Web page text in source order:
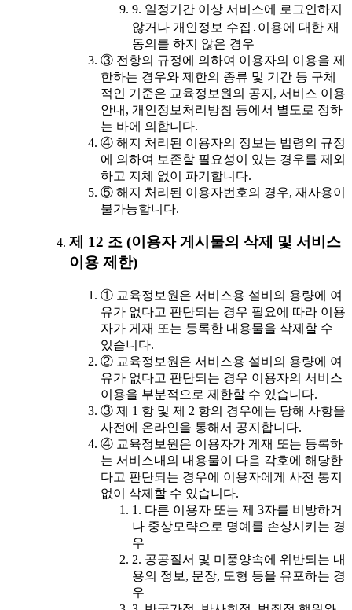
9. 일정기간 이상 서비스에 로그인하지
않거나 개인정보 수집․이용에 대한 재
동의를 하지 않은 경우
③ 전항의 규정에 의하여 이용자의 이용을 제
한하는 경우와 제한의 종류 및 기간 등 구체
적인 기준은 교육정보원의 공지, 서비스 이용
안내, 개인정보처리방침 등에서 별도로 정하
는 바에 의합니다.
④ 해지 처리된 이용자의 정보는 법령의 규정
에 의하여 보존할 필요성이 있는 경우를 제외
하고 지체 없이 파기합니다.
⑤ 해지 처리된 이용자번호의 경우, 재사용이
불가능합니다.
제 12 조 (이용자 게시물의 삭제 및 서비스
이용 제한)
① 교육정보원은 서비스용 설비의 용량에 여
유가 없다고 판단되는 경우 필요에 따라 이용
자가 게재 또는 등록한 내용물을 삭제할 수
있습니다.
② 교육정보원은 서비스용 설비의 용량에 여
유가 없다고 판단되는 경우 이용자의 서비스
이용을 부분적으로 제한할 수 있습니다.
③ 제 1 항 및 제 2 항의 경우에는 당해 사항을
사전에 온라인을 통해서 공지합니다.
④ 교육정보원은 이용자가 게재 또는 등록하
는 서비스내의 내용물이 다음 각호에 해당한
다고 판단되는 경우에 이용자에게 사전 통지
없이 삭제할 수 있습니다.
1. 다른 이용자 또는 제 3자를 비방하거
나 중상모략으로 명예를 손상시키는 경
우
2. 공공질서 및 미풍양속에 위반되는 내
용의 정보, 문장, 도형 등을 유포하는 경
우